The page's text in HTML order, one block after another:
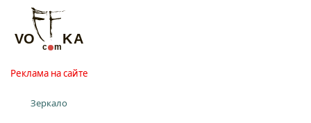
Реклама на сайте
Зеркало